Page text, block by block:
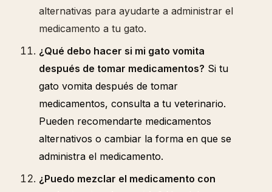
alternativas para ayudarte a administrar el
medicamento a tu gato.
¿Qué debo hacer si mi gato vomita
después de tomar medicamentos? Si tu
gato vomita después de tomar
medicamentos, consulta a tu veterinario.
Pueden recomendarte medicamentos
alternativos o cambiar la forma en que se
administra el medicamento.
¿Puedo mezclar el medicamento con